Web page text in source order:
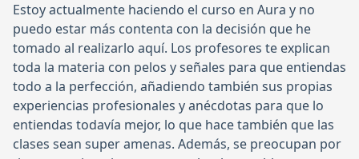
Estoy actualmente haciendo el curso en Aura y no
puedo estar más contenta con la decisión que he
tomado al realizarlo aquí. Los profesores te explican
toda la materia con pelos y señales para que entiendas
todo a la perfección, añadiendo también sus propias
experiencias profesionales y anécdotas para que lo
entiendas todavía mejor, lo que hace también que las
clases sean super amenas. Además, se preocupan por